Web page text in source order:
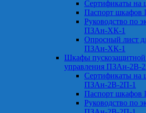
Сертификаты
Паспорт
Руководство по
ПЗАн-ХК-1
Опросный лист
ПЗАн-ХК-1
Шкафы пускозащитной
управления ПЗАн-2В-
Сертификаты на
ПЗАн-2В-2П-1
Паспорт
Руководство по